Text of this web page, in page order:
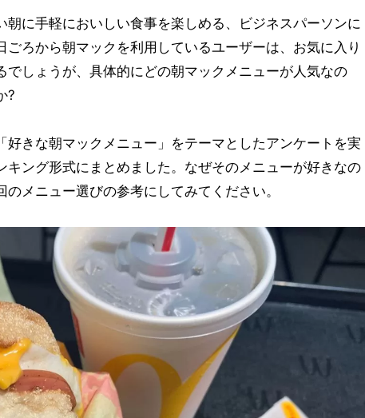
朝に手軽においしい食事を楽しめる、ビジネスパーソンに
ごろから朝マックを利用しているユーザーは、お気に入り
でしょうが、具体的にどの朝マックメニューが人気なの
?
きな朝マックメニュー」をテーマとしたアンケートを実
キング形式にまとめました。なぜそのメニューが好きなの
メニュー選びの参考にしてみてください。